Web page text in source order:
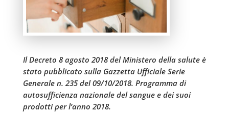
Il Decreto 8 agosto 2018 del Ministero della salute è
stato pubblicato sulla Gazzetta Ufficiale Serie
Generale n. 235 del 09/10/2018. Programma di
autosufficienza nazionale del sangue e dei suoi
prodotti per l’anno 2018.